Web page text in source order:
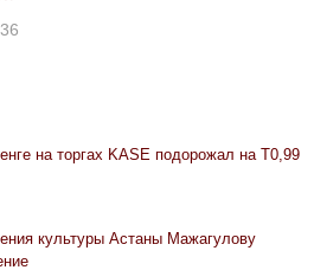
на торгах KASE подорожал на Т0,99
культуры Астаны Мажагулову